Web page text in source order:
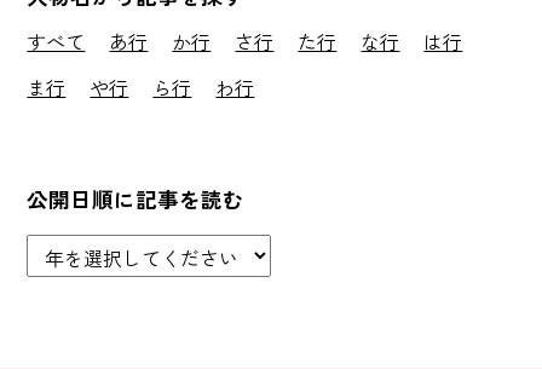
すべて あ行 か行 さ行 た行 な行
は行
ま行
や行 ら行 わ行
公開日順に記事を読む